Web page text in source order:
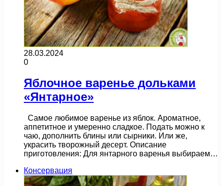
28.03.2024
0
Яблочное варенье дольками
«Янтарное»
Самое любимое варенье из яблок. Ароматное,
аппетитное и умеренно сладкое. Подать можно к
чаю, дополнить блины или сырники. Или же,
украсить творожный десерт. Описание
приготовления: Для янтарного варенья выбираем…
Консервация